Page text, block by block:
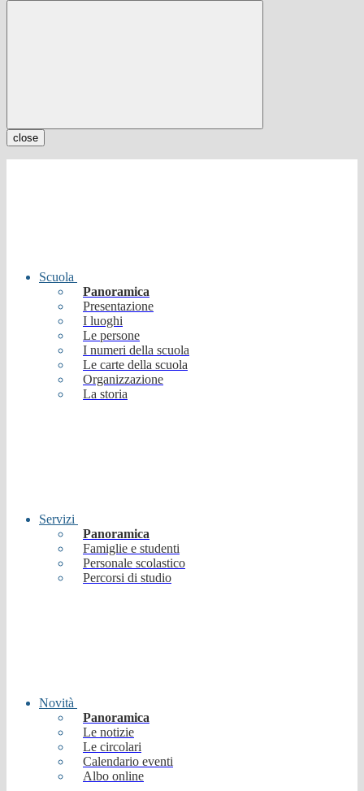
close
Scuola
Panoramica
Presentazione
I luoghi
Le persone
I numeri della scuola
Le carte della scuola
Organizzazione
La storia
Servizi
Panoramica
Famiglie e studenti
Personale scolastico
Percorsi di studio
Novità
Panoramica
Le notizie
Le circolari
Calendario eventi
Albo online